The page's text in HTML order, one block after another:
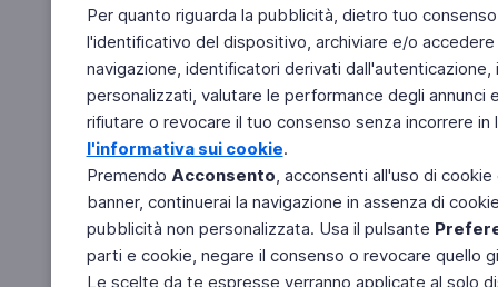
Per quanto riguarda la pubblicità, dietro tuo
l'identificativo del dispositivo, archiviare e/o
navigazione, identificatori derivati
personalizzati, valutare le performance degli
rifiutare o revocare il tuo consenso senza incorrere
l'informativa sui cookie.
Premendo Acconsento, acconsenti all'uso di
banner, continuerai la navigazione in assenza di
pubblicità non personalizzata. Usa il pulsante
parti e cookie, negare il consenso o revocare quello
Le scelte da te espresse verranno applicate al solo